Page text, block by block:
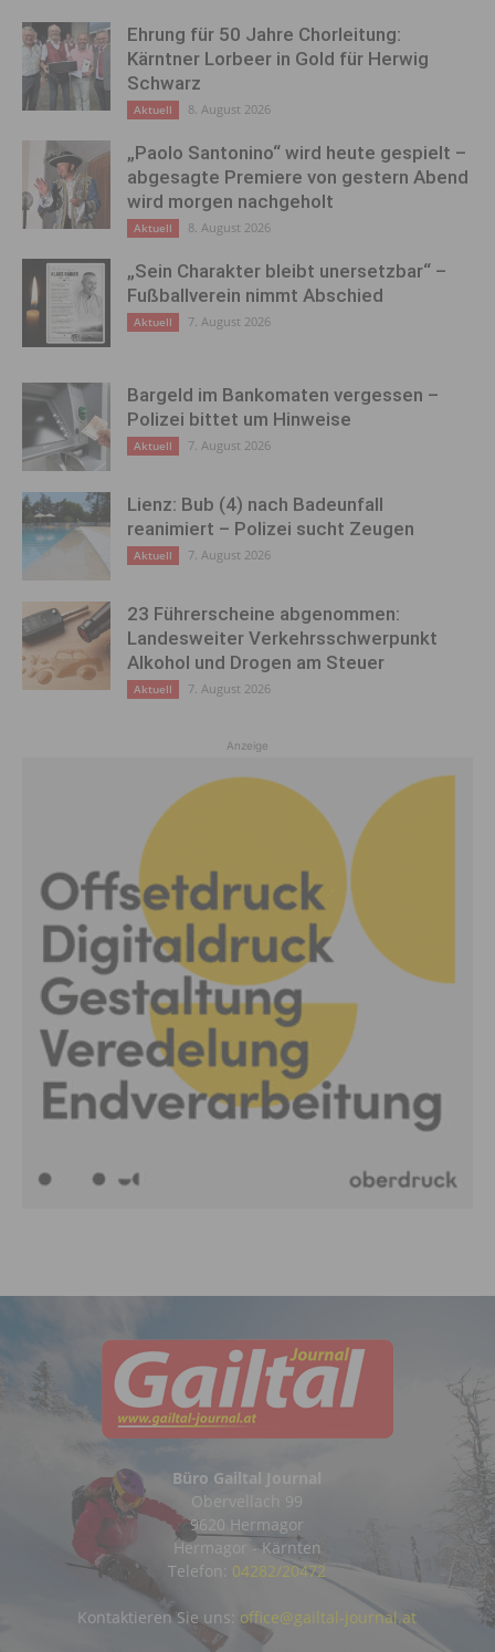
Ehrung für 50 Jahre Chorleitung:
Kärntner Lorbeer in Gold für Herwig
Schwarz
Aktuell 8. August 2026
„Paolo Santonino“ wird heute gespielt –
abgesagte Premiere von gestern Abend
wird morgen nachgeholt
Aktuell 8. August 2026
„Sein Charakter bleibt unersetzbar“ –
Fußballverein nimmt Abschied
Aktuell 7. August 2026
Bargeld im Bankomaten vergessen –
Polizei bittet um Hinweise
Aktuell 7. August 2026
Lienz: Bub (4) nach Badeunfall
reanimiert – Polizei sucht Zeugen
Aktuell 7. August 2026
23 Führerscheine abgenommen:
Landesweiter Verkehrsschwerpunkt
Alkohol und Drogen am Steuer
Aktuell 7. August 2026
Anzeige
Büro Gailtal Journal
Obervellach 99
9620 Hermagor
Hermagor - Kärnten
Telefon: 04282/20472
Kontaktieren Sie uns: office@gailtal-journal.at